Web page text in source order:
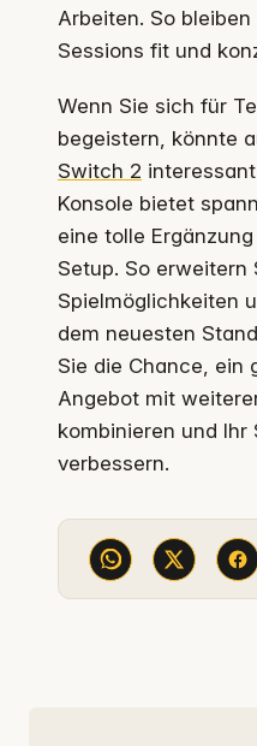
Arbeiten. So
Sessions fit und
Wenn Sie sich für
begeistern, könnte
Switch 2
Konsole bietet
eine tolle
Setup. So erweitern
Spielmöglichkeiten
dem neuesten
Sie die Chance, ein
Angebot mit
kombinieren und Ihr
verbessern.